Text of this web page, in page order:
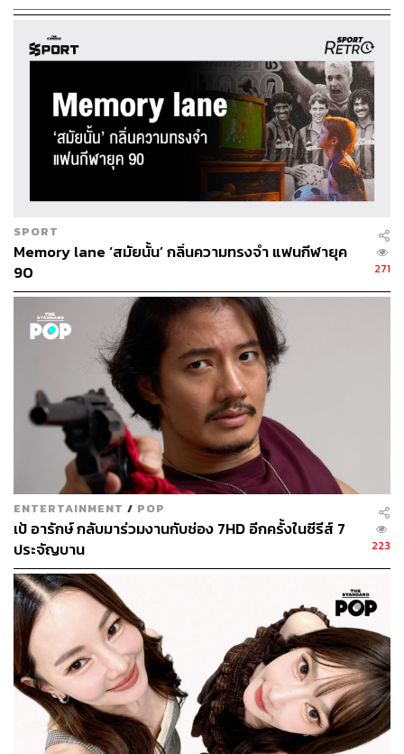
ภาพ: Ch7 Drama Society
SPORT
Memory lane ‘สมัยนั้น’ กลิ่นความทรงจำ แฟนกีฬายุค
90
271
ENTERTAINMENT / POP
เป้ อารักษ์ กลับมาร่วมงานกับช่อง 7HD อีกครั้งในซีรีส์ 7
ประจัญบาน
223